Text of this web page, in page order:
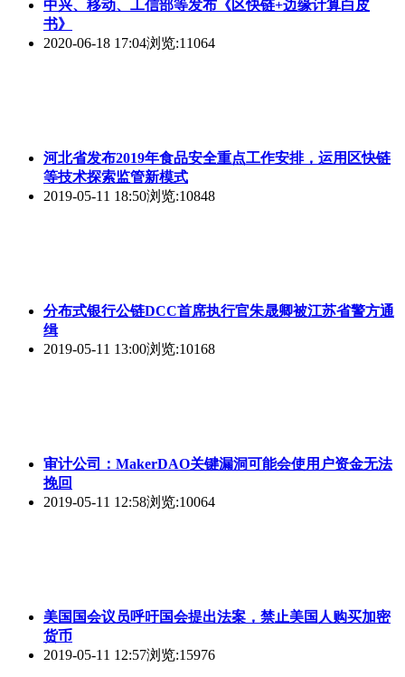
中兴、移动、工信部等发布《区快链+边缘计算白皮
书》
2020-06-18 17:04浏览:11064
河北省发布2019年食品安全重点工作安排，运用区快链
等技术探索监管新模式
2019-05-11 18:50浏览:10848
分布式银行公链DCC首席执行官朱晟卿被江苏省警方通
缉
2019-05-11 13:00浏览:10168
审计公司：MakerDAO关键漏洞可能会使用户资金无法
挽回
2019-05-11 12:58浏览:10064
美国国会议员呼吁国会提出法案，禁止美国人购买加密
货币
2019-05-11 12:57浏览:15976